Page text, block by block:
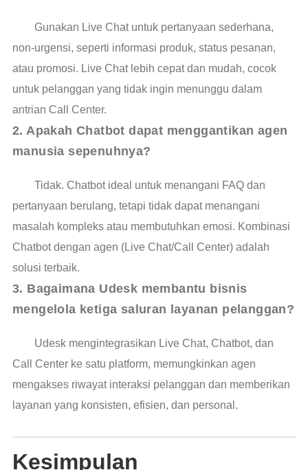
Gunakan Live Chat untuk pertanyaan sederhana,
non-urgensi, seperti informasi produk, status pesanan,
atau promosi. Live Chat lebih cepat dan mudah, cocok
untuk pelanggan yang tidak ingin menunggu dalam
antrian Call Center.
2. Apakah Chatbot dapat menggantikan agen
manusia sepenuhnya?
Tidak. Chatbot ideal untuk menangani FAQ dan
pertanyaan berulang, tetapi tidak dapat menangani
masalah kompleks atau membutuhkan emosi. Kombinasi
Chatbot dengan agen (Live Chat/Call Center) adalah
solusi terbaik.
3. Bagaimana Udesk membantu bisnis
mengelola ketiga saluran layanan pelanggan?
Udesk mengintegrasikan Live Chat, Chatbot, dan
Call Center ke satu platform, memungkinkan agen
mengakses riwayat interaksi pelanggan dan memberikan
layanan yang konsisten, efisien, dan personal.
Kesimpulan